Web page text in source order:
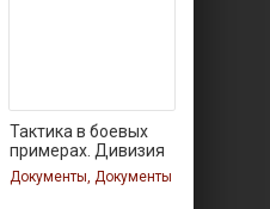
Тактика в боевых
примерах. Дивизия
Документы, Документы